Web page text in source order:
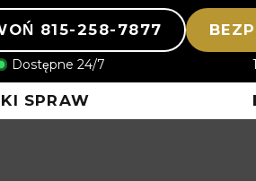
815-258-7877
Dostępne 24/7
SPRAW